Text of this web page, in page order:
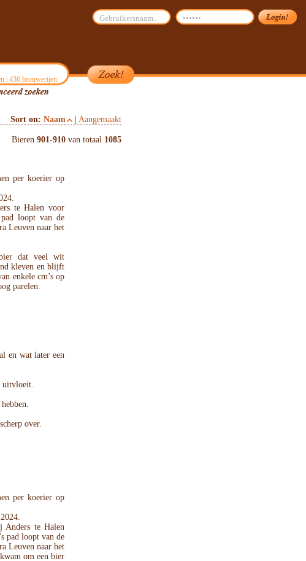
| 436brouwerijen
Sort on: Naam Aangemaakt
Bieren 901-910 van totaal 1085
per koerier op
te Halen voor
loopt van de
Leuven naar het
dat veel wit
kleven en blijft
enkele cm’s op
parelen.
en wat later een
uitvloeit.
over.
per koerier op
Anders te Halen
pad loopt van de
Leuven naar het
om een bier